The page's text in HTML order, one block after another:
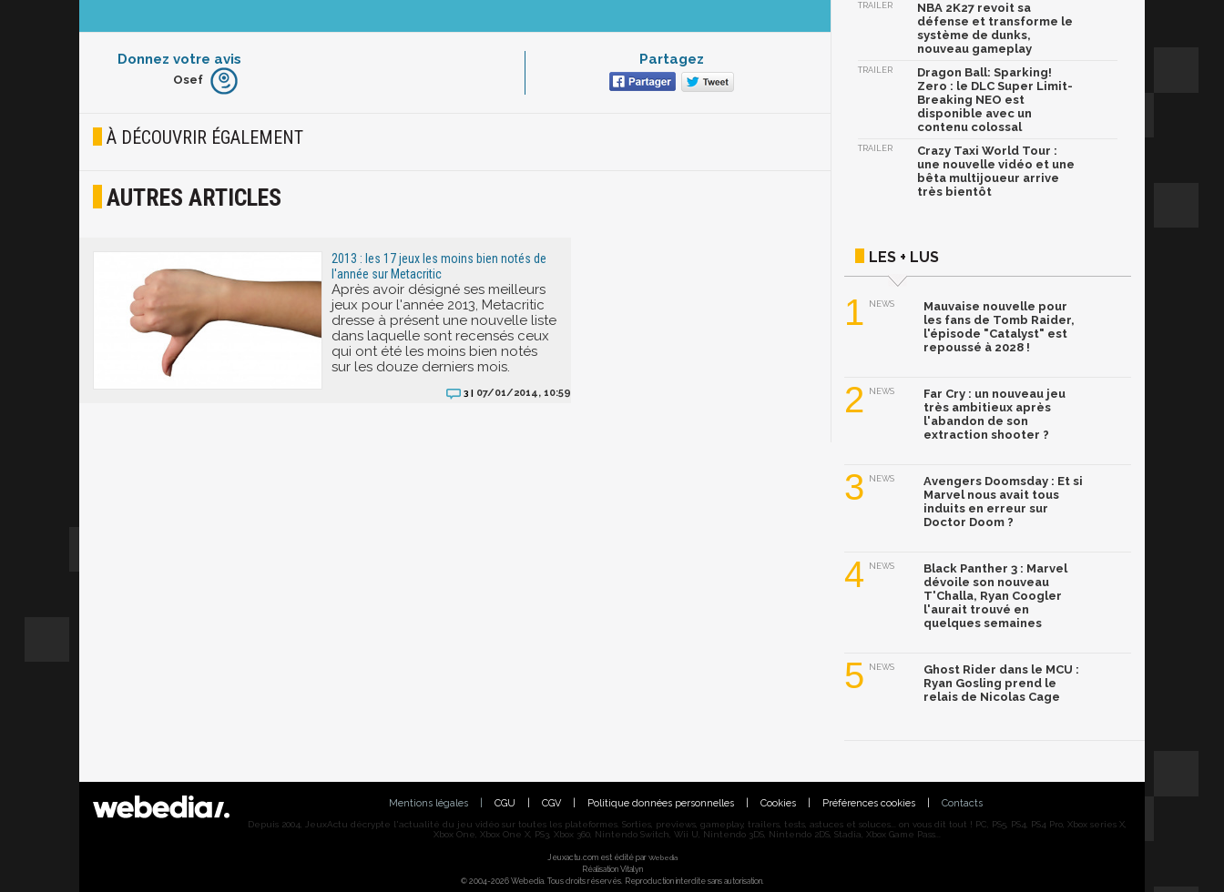
Donnez votre avis
Furieux
Joyeux
Osef
Partagez
À DÉCOUVRIR ÉGALEMENT
AUTRES ARTICLES
2013 : les 17 jeux les moins bien notés de
l'année sur Metacritic
Après avoir désigné ses meilleurs
jeux pour l'année 2013, Metacritic
dresse à présent une nouvelle liste
dans laquelle sont recensés ceux
qui ont été les moins bien notés
sur les douze derniers mois.
3 | 07/01/2014, 10:59
TRAILER
NBA 2K27 revoit sa
défense et transforme le
système de dunks,
nouveau gameplay
TRAILER
Dragon Ball: Sparking!
Zero : le DLC Super Limit-
Breaking NEO est
disponible avec un
contenu colossal
TRAILER
Crazy Taxi World Tour :
une nouvelle vidéo et une
bêta multijoueur arrive
très bientôt
LES + LUS
1 NEWS
Mauvaise nouvelle pour
les fans de Tomb Raider,
l'épisode "Catalyst" est
repoussé à 2028 !
2 NEWS
Far Cry : un nouveau jeu
très ambitieux après
l'abandon de son
extraction shooter ?
3 NEWS
Avengers Doomsday : Et si
Marvel nous avait tous
induits en erreur sur
Doctor Doom ?
4 NEWS
Black Panther 3 : Marvel
dévoile son nouveau
T'Challa, Ryan Coogler
l'aurait trouvé en
quelques semaines
5 NEWS
Ghost Rider dans le MCU :
Ryan Gosling prend le
relais de Nicolas Cage
Mentions légales CGU CGV Politique données personnelles Cookies Préférences cookies Contacts
Depuis 2004, JeuxActu décrypte l'actualité du jeu vidéo sur toutes les plateformes. Sorties, previews, gameplay, trailers, tests, astuces et soluces... on vous dit tout ! PC, PS5, PS4, PS4 Pro, Xbox series X,
Xbox One, Xbox One X, PS3, Xbox 360, Nintendo Switch, Wii U, Nintendo 3DS, Nintendo 2DS, Stadia, Xbox Game Pass...
Jeuxactu.com est édité par Webedia
Réalisation Vitalyn
© 2004-2026 Webedia. Tous droits réservés. Reproduction interdite sans autorisation.